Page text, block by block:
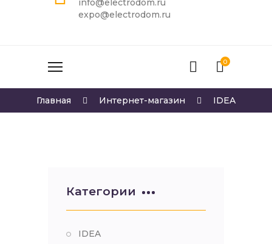
info@electrodom.ru
expo@electrodom.ru
0
Главная Интернет-магазин IDEA
Категории
IDEA